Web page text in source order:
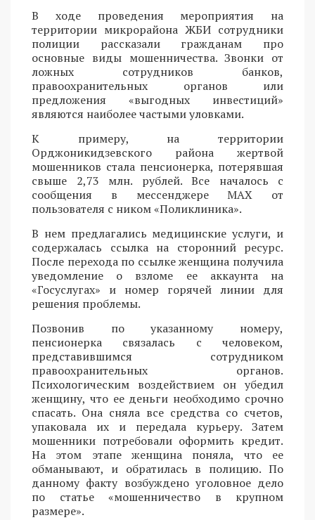
В ходе проведения мероприятия на
территории микрорайона ЖБИ сотрудники
полиции рассказали гражданам про
основные виды мошенничества. Звонки от
ложных сотрудников банков,
правоохранительных органов или
предложения «выгодных инвестиций»
являются наиболее частыми уловками.
К примеру, на территории
Орджоникидзевского района жертвой
мошенников стала пенсионерка, потерявшая
свыше 2,73 млн. рублей. Все началось с
сообщения в мессенджере MAX от
пользователя с ником «Поликлиника».
В нем предлагались медицинские услуги, и
содержалась ссылка на сторонний ресурс.
После перехода по ссылке женщина получила
уведомление о взломе ее аккаунта на
«Госуслугах» и номер горячей линии для
решения проблемы.
Позвонив по указанному номеру,
пенсионерка связалась с человеком,
представившимся сотрудником
правоохранительных органов.
Психологическим воздействием он убедил
женщину, что ее деньги необходимо срочно
спасать. Она сняла все средства со счетов,
упаковала их и передала курьеру. Затем
мошенники потребовали оформить кредит.
На этом этапе женщина поняла, что ее
обманывают, и обратилась в полицию. По
данному факту возбуждено уголовное дело
по статье «мошенничество в крупном
размере».